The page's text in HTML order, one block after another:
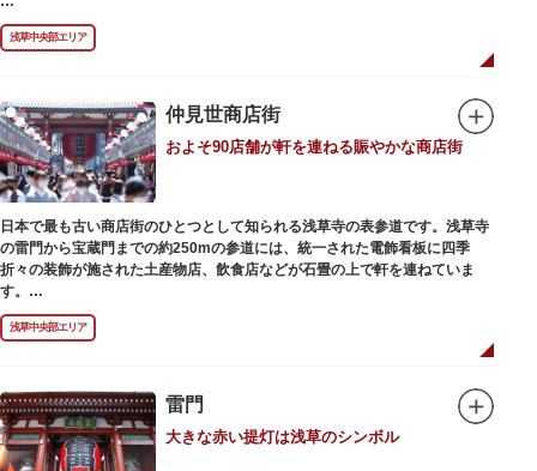
浅草の象徴とも言える「雷門（風雷神門）」は、高さ3.9mの大提灯と風神雷
神像が安置された浅草寺の総門。本堂前には2体の仁王尊像が並ぶ山門「宝
蔵門」が建ち、参拝客を堂々と迎えてくれます。本堂前には、邪気を払うご
身を清めましょう。「観音堂」とも呼ばれる本堂にはご本尊の聖観世音菩薩
が祀られており、毎日定時に法要が執り行われています。
境内の歴史ある建造物も必見です。ひと際目立つ五重塔、国指定重要文化財
の二天門、浅草名所七福神のひとつ・大黒天が祀られた影向堂（ようごうど
う）など、悠久の時に思いを馳せて見学をお楽しみください。
日没後はライトアップされ、朱塗りの建物がより一層鮮やかに浮かび上がり
ます。昼間は約90店舗が軒を連ねる仲見世のお店も閉まり、シャッターに描
かれた「浅草絵巻」を楽しめるのも夜の醍醐味。撮影スポットやデートスポ
ットにもおすすめです。昼間と比べて人が少なくゆっくり巡れるので、足を
運んでみてはいかがでしょうか。
浅草中央部エリア
仲見世商店街
およそ90店舗が軒を連ねる賑やかな商店街
日本で最も古い商店街のひとつとして知られる浅草寺の表参道です。浅草寺
の雷門から宝蔵門までの約250mの参道には、統一された電飾看板に四季
折々の装飾が施された土産物店、飲食店などが石畳の上で軒を連ねていま
す。
人形焼や手焼きせんべいをはじめ、団子や揚げまんじゅう、雷おこしなどの
銘菓、和傘や扇子など伝統工芸品も並び、歩いているだけで浅草らしさを感
じる場所です。江戸文化を感じる粋な商品の数々は、海外からの観光客にも
ての味を堪能できるのも魅力。下町っ子の威勢の良い売り声が飛び交うな
か、お気に入りのお土産探しをお楽しみください。
浅草中央部エリア
雷門
大きな赤い提灯は浅草のシンボル